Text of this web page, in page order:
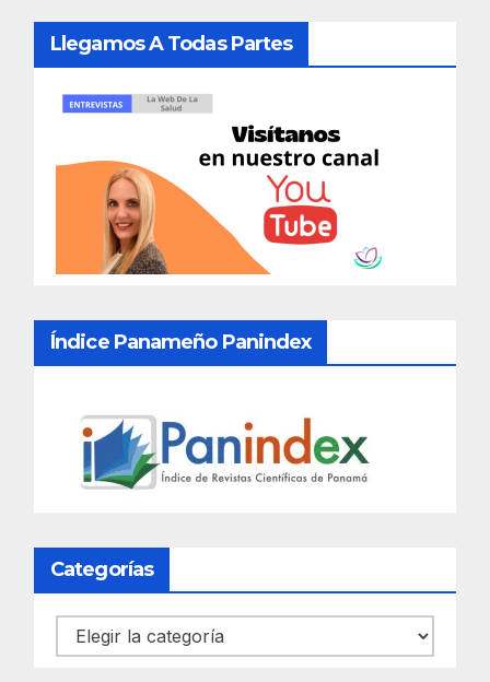
Llegamos A Todas Partes
Índice Panameño Panindex
Categorías
Categorías